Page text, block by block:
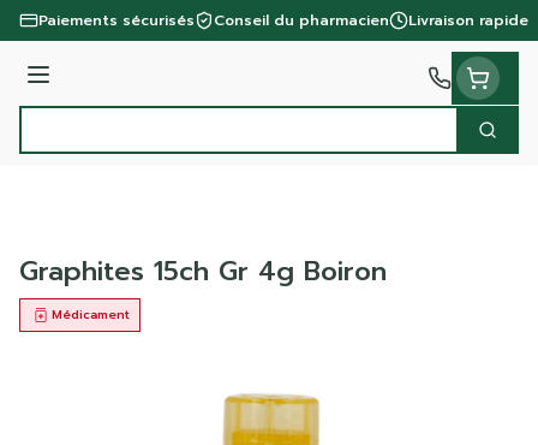
Aller au contenu
Paiements sécurisés Conseil du pharmacien Livraison rapide
Menu
Graphites 15ch Gr 4g Boiron
Médicament